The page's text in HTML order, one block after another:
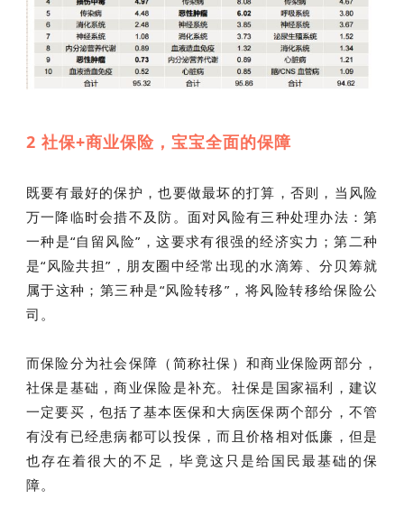
2 社保+商业保险，宝宝全面的保障
既要有最好的保护，也要做最坏的打算，否则，当风险
万一降临时会措不及防。面对风险有三种处理办法：第
一种是“自留风险”，这要求有很强的经济实力；第二种
是“风险共担”，朋友圈中经常出现的水滴筹、分贝筹就
属于这种；第三种是“风险转移”，将风险转移给保险公
司。
而保险分为社会保障（简称社保）和商业保险两部分，
社保是基础，商业保险是补充。社保是国家福利，建议
一定要买，包括了基本医保和大病医保两个部分，不管
有没有已经患病都可以投保，而且价格相对低廉，但是
也存在着很大的不足，毕竟这只是给国民最基础的保
障。